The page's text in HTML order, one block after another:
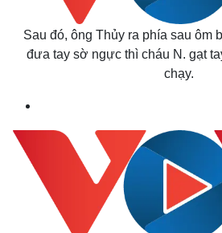
Sau đó, ông Thủy ra phía sau ôm
đưa tay sờ ngực thì cháu N. gạt
chạy.